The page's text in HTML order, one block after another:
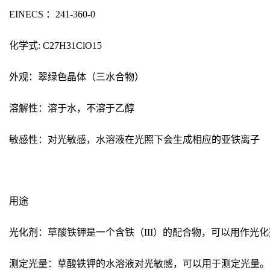
EINECS ：241-360-0
化学式: C27H31ClO15
外观：翠绿色晶体（三水合物）
溶解性：溶于水，不溶于乙醇
敏感性：对光敏感，水溶液在光照下会生成相应的亚铁离子
用途
光化剂：草酸铁钾是一个含铁（III）的配合物，可以用作光
测定光量：草酸铁钾的水溶液对光敏感，可以用于测定光量。